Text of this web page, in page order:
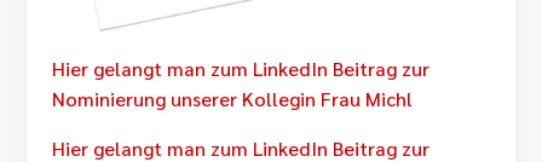
Hier gelangt man zum LinkedIn Beitrag zur
Nominierung unserer Kollegin Frau Michl
Hier gelangt man zum LinkedIn Beitrag zur